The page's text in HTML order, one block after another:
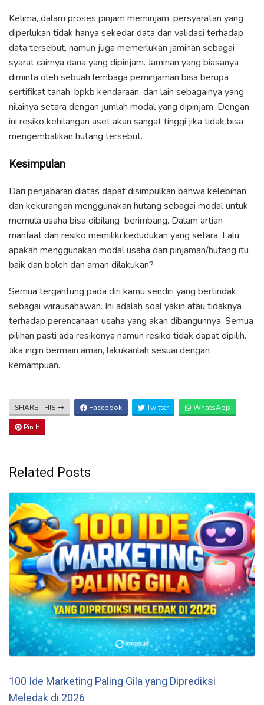
Kelima, dalam proses pinjam meminjam, persyaratan yang
diperlukan tidak hanya sekedar data dan validasi terhadap
data tersebut, namun juga memerlukan jaminan sebagai
syarat cairnya dana yang dipinjam. Jaminan yang biasanya
diminta oleh sebuah lembaga peminjaman bisa berupa
sertifikat tanah, bpkb kendaraan, dan lain sebagainya yang
nilainya setara dengan jumlah modal yang dipinjam. Dengan
ini resiko kehilangan aset akan sangat tinggi jika tidak bisa
mengembalikan hutang tersebut.
Kesimpulan
Dari penjabaran diatas dapat disimpulkan bahwa kelebihan
dan kekurangan menggunakan hutang sebagai modal untuk
memula usaha bisa dibilang berimbang. Dalam artian
manfaat dan resiko memiliki kedudukan yang setara. Lalu
apakah menggunakan modal usaha dari pinjaman/hutang itu
baik dan boleh dan aman dilakukan?
Semua tergantung pada diri kamu sendiri yang bertindak
sebagai wirausahawan. Ini adalah soal yakin atau tidaknya
terhadap perencanaan usaha yang akan dibangunnya. Semua
pilihan pasti ada resikonya namun resiko tidak dapat dipilih.
Jika ingin bermain aman, lakukanlah sesuai dengan
kemampuan.
SHARE THIS Facebook Twitter WhatsApp
Pin It
Related Posts
100 Ide Marketing Paling Gila yang Diprediksi
Meledak di 2026